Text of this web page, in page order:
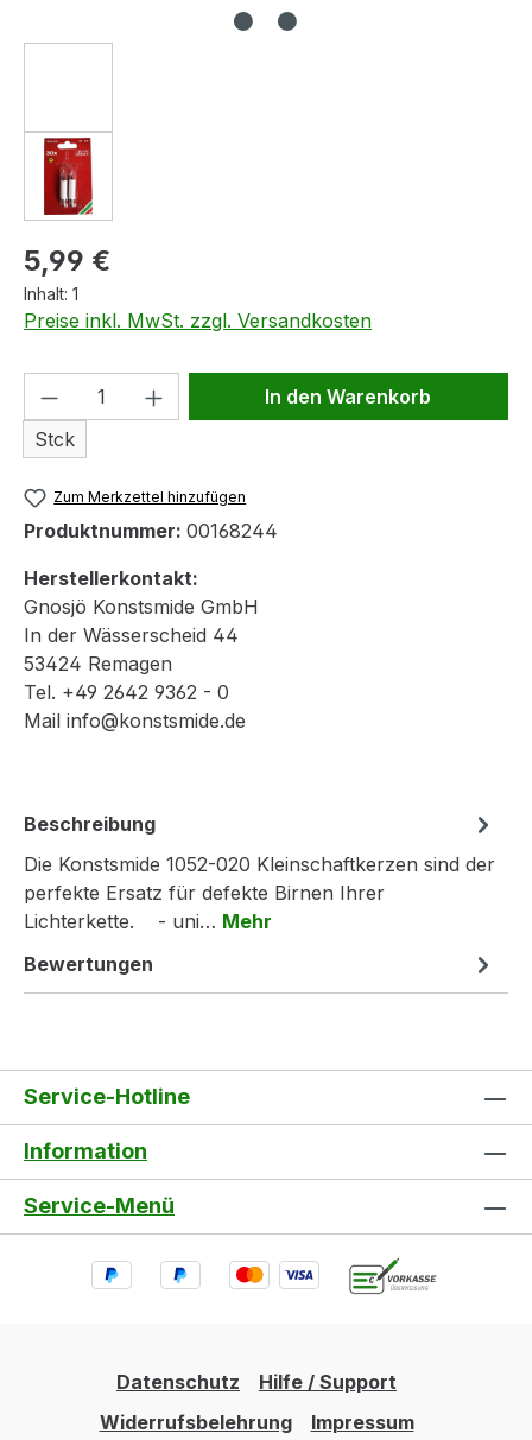
Regulärer Preis:
5,99 €
Inhalt: 1
Preise inkl. MwSt. zzgl. Versandkosten
Produkt Anzahl: Gib den
Stck
In den Warenkorb
Zum Merkzettel hinzufügen
Produktnummer: 00168244
Herstellerkontakt:
Gnosjö Konstsmide GmbH
In der Wässerscheid 44
53424 Remagen
Tel. +49 2642 9362 - 0
Mail info@konstsmide.de
Beschreibung
Die Konstsmide 1052-020 Kleinschaftkerzen sind der
perfekte Ersatz für defekte Birnen Ihrer
Lichterkette. - uni… Mehr
Bewertungen
Service-Hotline
Information
Service-Menü
Datenschutz
Hilfe / Support
Widerrufsbelehrung
Impressum